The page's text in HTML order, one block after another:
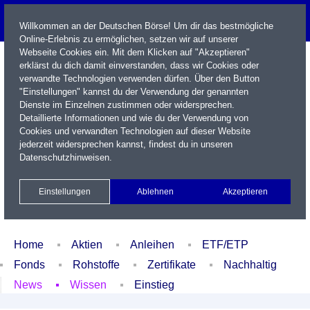
Name / WKN / ISIN / Kürzel
Xetra Realtime
Watchlist Portfolio Login
Home Aktien Anleihen
ETF/ETP
Fonds
Rohstoffe Zertifikate
Nachhaltig
News
Wissen Einstieg
Willkommen an der Deutschen Börse! Um dir das bestmögliche
Online-Erlebnis zu ermöglichen, setzen wir auf unserer
Webseite Cookies ein. Mit dem Klicken auf "Akzeptieren"
erklärst du dich damit einverstanden, dass wir Cookies oder
verwandte Technologien verwenden dürfen. Über den Button
"Einstellungen" kannst du der Verwendung der genannten
Dienste im Einzelnen zustimmen oder widersprechen.
Detaillierte Informationen und wie du der Verwendung von
Cookies und verwandten Technologien auf dieser Website
jederzeit widersprechen kannst, findest du in unseren
Datenschutzhinweisen.
Einstellungen Ablehnen Akzeptieren